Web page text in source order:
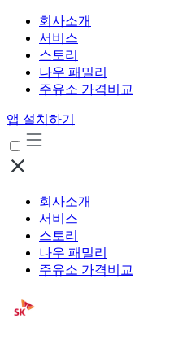
회사소개
서비스
스토리
나우 패밀리
주유소 가격비교
앱 설치하기
회사소개
서비스
스토리
나우 패밀리
주유소 가격비교